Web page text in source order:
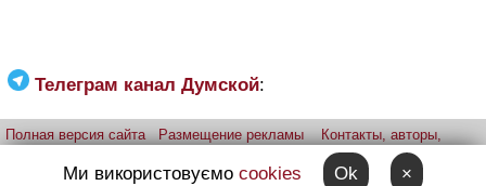
Телеграм канал Думской:
Полная версия сайта Размещение рекламы
Контакты, авторы,
iPhone
Ми використовуємо cookies Ok ×